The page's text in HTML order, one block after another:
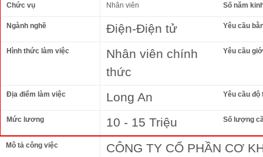
Chức vụ Nhân viên Số năm
Ngành nghề Điện-Điện tử Yêu cầu
Hình thức làm việc
Nhân viên chính
thức
Yêu cầu
Địa điểm làm việc Long An Yêu cầu độ
Mức lương 10 - 15 Triệu Số lượng
Mô tả công việc
CÔNG TY CỔ PHẦN CƠ